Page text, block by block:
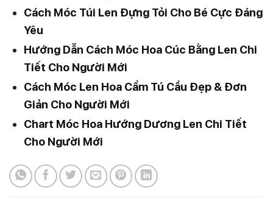
Cách Móc Túi Len Đựng Tỏi Cho Bé Cực Đáng
Yêu
Hướng Dẫn Cách Móc Hoa Cúc Bằng Len Chi
Tiết Cho Người Mới
Cách Móc Len Hoa Cẩm Tú Cầu Đẹp & Đơn
Giản Cho Người Mới
Chart Móc Hoa Hướng Dương Len Chi Tiết
Cho Người Mới